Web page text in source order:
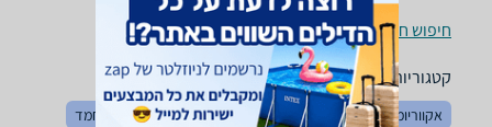
חיפוש חנויות צרכים לפי עיר
קטגוריות משלימות
אקווריומים ואביזרים מזון דגים וציפורים
חטיפים לחיות מחמד